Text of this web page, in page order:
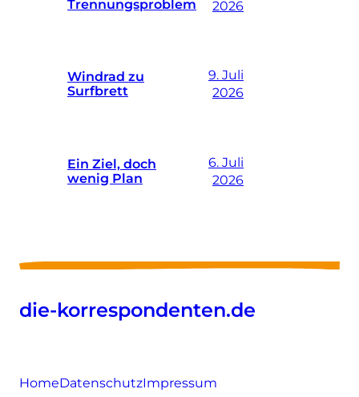
Trennungsproblem
2026
Windrad zu
Surfbrett
9. Juli
2026
Ein Ziel, doch
wenig Plan
6. Juli
2026
die-korrespondenten.de
HomeDatenschutzImpressum